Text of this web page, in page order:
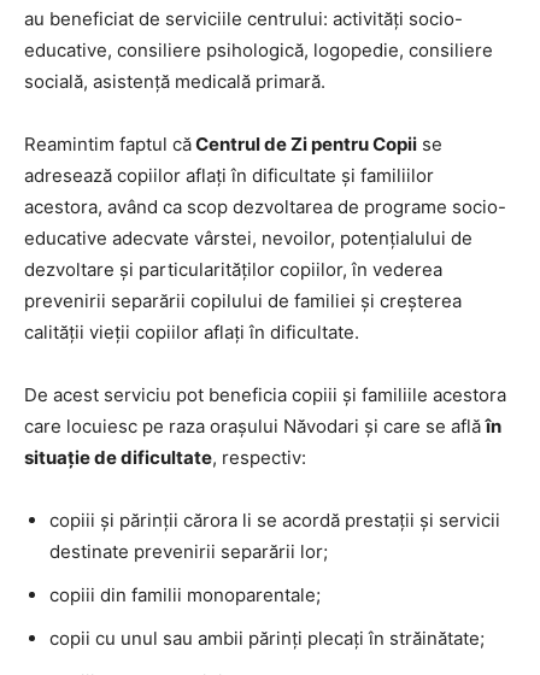
au beneficiat de serviciile centrului: activități socio-
educative, consiliere psihologică, logopedie, consiliere
socială, asistență medicală primară.
Reamintim faptul căCentrul de Zi pentru Copii se
adresează copiilor aflați în dificultate și familiilor
acestora, având ca scop dezvoltarea de programe socio-
educative adecvate vârstei, nevoilor, potenţialului de
dezvoltare şi particularităţilor copiilor, în vederea
prevenirii separării copilului de familiei și creșterea
calității vieții copiilor aflați în dificultate.
De acest serviciu pot beneficia copiii și familiile acestora
care locuiesc pe raza orașului Năvodari și care se aflăîn
situație de dificultate, respectiv:
copiii şi părinţii cărora li se acordă prestaţii şi servicii
destinate prevenirii separării lor;
copiii din familii monoparentale;
copii cu unul sau ambii părinți plecați în străinătate;